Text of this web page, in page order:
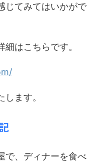
じてみてはいかがで
はこちらです。
ます。
で、ディナーを食べ